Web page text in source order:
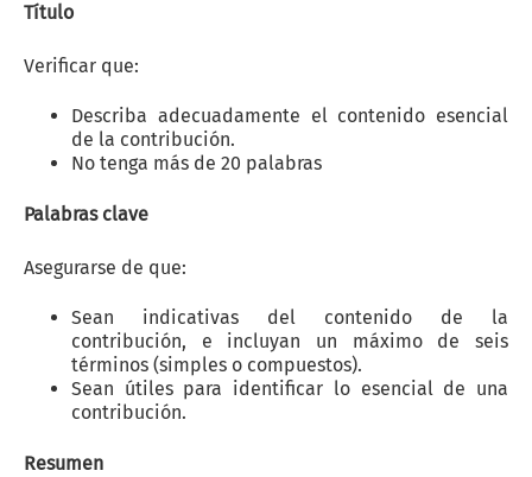
Título
Verificar que:
Describa adecuadamente el contenido esencial
de la contribución.
No tenga más de 20 palabras
Palabras clave
Asegurarse de que:
Sean indicativas del contenido de la
contribución, e incluyan un máximo de seis
términos (simples o compuestos).
Sean útiles para identificar lo esencial de una
contribución.
Resumen